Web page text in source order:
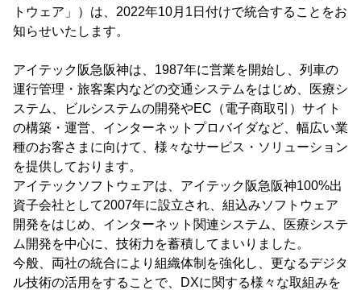
トウェア」）は、2022年10月1日付けで統合することをお
知らせいたします。
アイテック阪急阪神は、1987年に営業を開始し、列車の
運行管理・旅客案内などの交通システムをはじめ、医療シ
ステム、ビルシステムの開発やEC（電子商取引）サイト
の構築・運営、インターネットプロバイダなど、幅広い業
種のお客さまに向けて、様々なサービス・ソリューション
を提供しております。
アイテックソフトウェアは、アイテック阪急阪神100%出
資子会社として2007年に設立され、組込みソフトウェア
開発をはじめ、インターネット関連システム、医療システ
ム開発を中心に、技術力を蓄積してまいりました。
今般、両社の統合により組織体制を強化し、更なるデジタ
ル技術の活用をすることで、DXに関する様々な取組みを